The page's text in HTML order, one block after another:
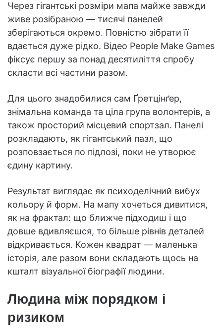
Через гігантські розміри мапа майже завжди
живе розібраною — тисячі панелей
зберігаються окремо. Повністю зібрати її
вдається дуже рідко. Відео People Make Games
фіксує першу за понад десятиліття спробу
скласти всі частини разом.
Для цього знадобилися сам Ґретцінґер,
знімальна команда та ціла група волонтерів, а
також просторий місцевий спортзал. Панелі
розкладають, як гігантський пазл, що
розповзається по підлозі, поки не утворює
єдину картину.
Результат виглядає як психоделічний вибух
кольору й форм. На мапу хочеться дивитися,
як на фрактал: що ближче підходиш і що
довше вдивляєшся, то більше рівнів деталей
відкривається. Кожен квадрат — маленька
історія, але разом вони складають щось на
кшталт візуальної біографії людини.
Людина між порядком і
ризиком